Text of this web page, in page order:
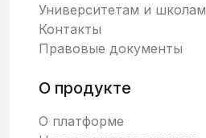
Университетам и школам
Контакты
Правовые документы
О продукте
О платформе